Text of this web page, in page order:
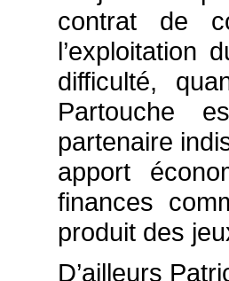
contrat de
l’exploitation
difficulté,
Partouche
partenaire
apport
finances
produit des
D’ailleurs